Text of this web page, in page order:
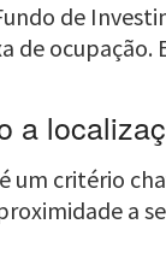
de
de
a
um critério
a